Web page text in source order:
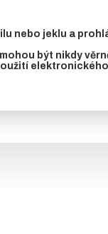
nebo jeklu a
být nikdy